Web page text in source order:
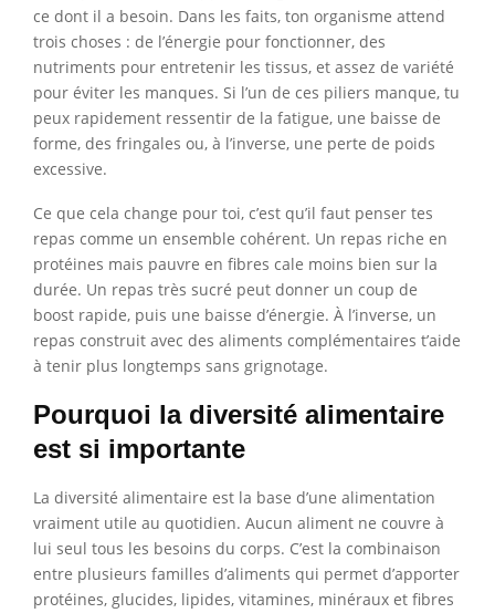
ce dont il a besoin. Dans les faits, ton organisme attend
trois choses : de l’énergie pour fonctionner, des
nutriments pour entretenir les tissus, et assez de variété
pour éviter les manques. Si l’un de ces piliers manque, tu
peux rapidement ressentir de la fatigue, une baisse de
forme, des fringales ou, à l’inverse, une perte de poids
excessive.
Ce que cela change pour toi, c’est qu’il faut penser tes
repas comme un ensemble cohérent. Un repas riche en
protéines mais pauvre en fibres cale moins bien sur la
durée. Un repas très sucré peut donner un coup de
boost rapide, puis une baisse d’énergie. À l’inverse, un
repas construit avec des aliments complémentaires t’aide
à tenir plus longtemps sans grignotage.
Pourquoi la diversité alimentaire
est si importante
La diversité alimentaire est la base d’une alimentation
vraiment utile au quotidien. Aucun aliment ne couvre à
lui seul tous les besoins du corps. C’est la combinaison
entre plusieurs familles d’aliments qui permet d’apporter
protéines, glucides, lipides, vitamines, minéraux et fibres